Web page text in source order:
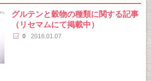
グルテンと穀物の種類に関する記事
（リセマムにて掲載中）
0 2016.01.07